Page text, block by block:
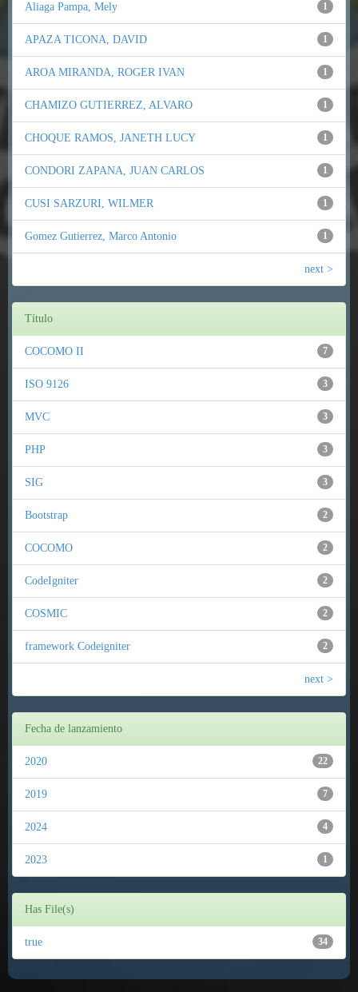
1
Aliaga Pampa, Mely
1
APAZA TICONA, DAVID
1
AROA MIRANDA, ROGER IVAN
1
CHAMIZO GUTIERREZ, ALVARO
1
CHOQUE RAMOS, JANETH LUCY
1
CONDORI ZAPANA, JUAN CARLOS
1
CUSI SARZURI, WILMER
1
Gomez Gutierrez, Marco Antonio
next >
Título
7
COCOMO II
3
ISO 9126
3
MVC
3
PHP
3
SIG
2
Bootstrap
2
COCOMO
2
CodeIgniter
2
COSMIC
2
framework Codeigniter
next >
Fecha de lanzamiento
22
2020
7
2019
4
2024
1
2023
Has File(s)
34
true